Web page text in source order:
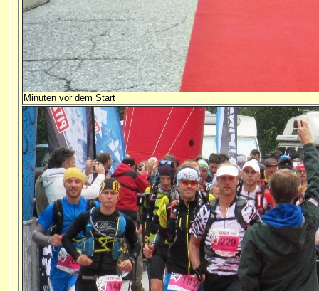
Minuten vor dem Start